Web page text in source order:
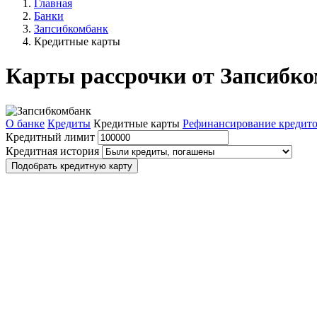
Главная
Банки
Запсибкомбанк
Кредитные карты
Карты рассрочки от
О банке Кредиты Кредитные карты Рефинансирование
Кредитный лимит
Кредитная история
Подобрать кредитную карту